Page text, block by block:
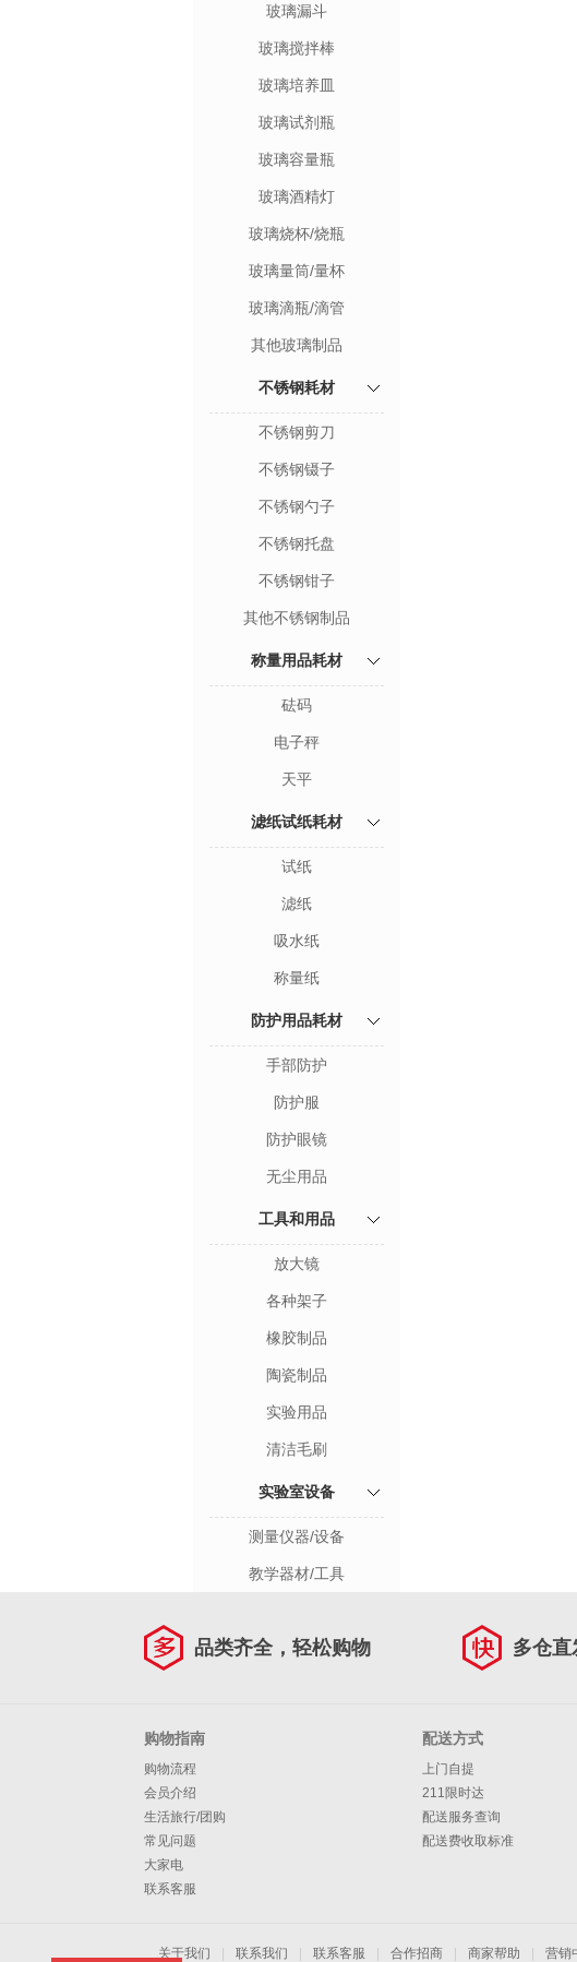
玻璃漏斗
玻璃搅拌棒
玻璃培养皿
玻璃试剂瓶
玻璃容量瓶
玻璃酒精灯
玻璃烧杯/烧瓶
玻璃量筒/量杯
玻璃滴瓶/滴管
其他玻璃制品
不锈钢耗材
不锈钢剪刀
不锈钢镊子
不锈钢勺子
不锈钢托盘
不锈钢钳子
其他不锈钢制品
称量用品耗材
砝码
电子秤
天平
滤纸试纸耗材
试纸
滤纸
吸水纸
称量纸
防护用品耗材
手部防护
防护服
防护眼镜
无尘用品
工具和用品
放大镜
各种架子
橡胶制品
陶瓷制品
实验用品
清洁毛刷
实验室设备
测量仪器/设备
教学器材/工具
品类齐全，轻松购物 多仓
购物指南
购物流程
会员介绍
生活旅行/团购
常见问题
大家电
联系客服
配送方式
上门自提
211限时达
配送服务查询
配送费收取标准
关于我们 联系我们 联系客服 合作招商 商家帮助 营销